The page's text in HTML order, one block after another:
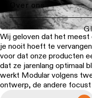
Over ons
Wij geloven dat het
je nooit hoeft te
voor dat onze producten
dat ze jarenlang optimaal
werkt Modular volgens
ontwerp, de andere